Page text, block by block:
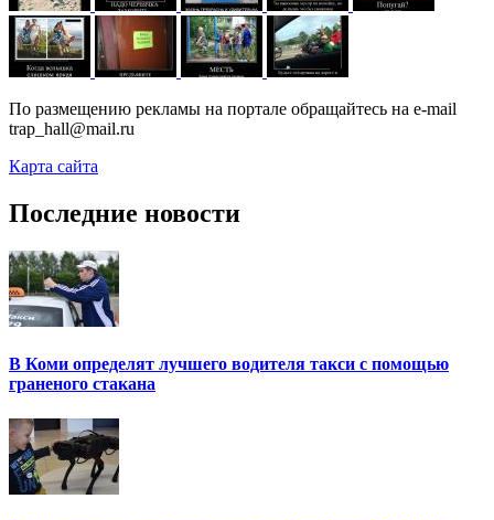
По размещению рекламы на портале обращайтесь на e-mail
trap_hall@mail.ru
Карта сайта
Последние новости
В Коми определят лучшего водителя такси с помощью
граненого стакана